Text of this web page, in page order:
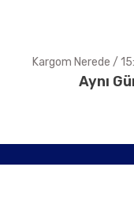
Kargom Nerede /
Aynı